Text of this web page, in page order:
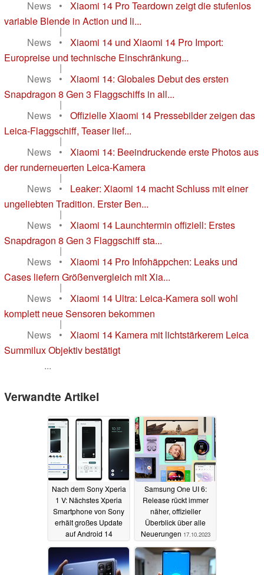
News
•
Xiaomi 14 Pro Teardown zeigt die stufenlos
variable Blende in Action und li...
|
News
•
Xiaomi 14 und Xiaomi 14 Pro Import:
Europreise und technische Einschränkung...
|
News
•
Xiaomi 14: Globales Debut des ersten
Snapdragon 8 Gen 3 Flaggschiffs in all...
|
News
•
Offizielle Xiaomi 14 Pressebilder zeigen das
Leica-Flaggschiff, Teaser lief...
|
News
•
Xiaomi 14: Beeindruckende erste Photos aus
der runderneuerten Leica-Kamera
|
News
•
Leaker: Xiaomi 14 macht Schluss mit einer
ungeliebten Tradition. Erster Ben...
|
News
•
Xiaomi 14 Launchtermin offiziell: Erstes
Snapdragon 8 Gen 3 Flaggschiff sta...
|
News
•
Xiaomi 14 Pro Infohäppchen: Leaks und
Cases liefern Größenvergleich mit Xia...
|
News
•
Xiaomi 14 Ultra: Leica-Kamera soll wohl
komplett neue Sensoren bekommen
|
News
•
Xiaomi 14 Kamera mit lichtstärkerem Leica
Summilux Objektiv bestätigt
...
Verwandte Artikel
Nach dem Sony Xperia
1 V: Nächstes Xperia
Smartphone von Sony
erhält großes Update
auf Android 14
14.11.2023
Samsung One UI 6:
Release rückt immer
näher, offizieller
Überblick über alle
Neuerungen 17.10.2023